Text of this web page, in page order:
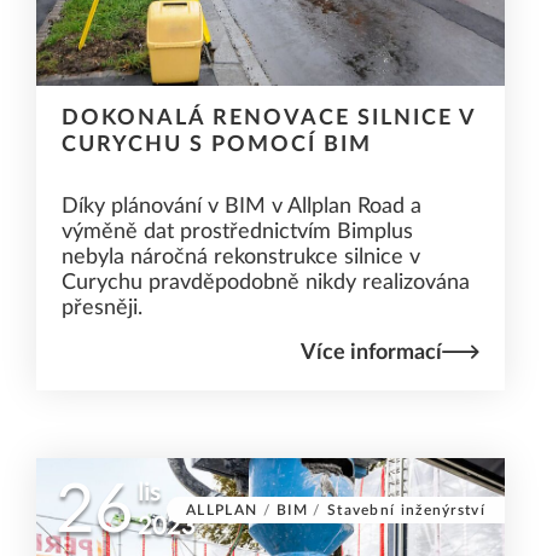
DOKONALÁ RENOVACE SILNICE V
CURYCHU S POMOCÍ BIM
Díky plánování v BIM v Allplan Road a
výměně dat prostřednictvím Bimplus
nebyla náročná rekonstrukce silnice v
Curychu pravděpodobně nikdy realizována
přesněji.
Více informací
26 lis
2023
ALLPLAN / BIM / Stavební inženýrství